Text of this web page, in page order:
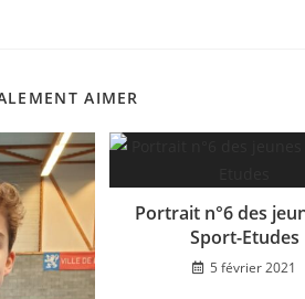
AIMER
Portrait n°6 des
Sport-Etudes
5 février 2021